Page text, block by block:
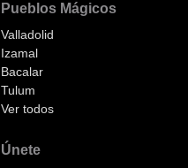
Pueblos Mágicos
Valladolid
Izamal
Bacalar
Tulum
Ver todos
Únete